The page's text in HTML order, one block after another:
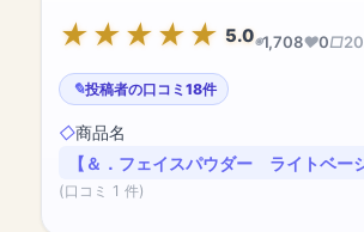
5.0 1,708 0
投稿者の口コミ18件
商品名
【＆．フェイスパウダー ライトベー
(口コミ 1 件)